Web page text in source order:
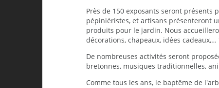
Près de 150 exposants seront
pépiniéristes, et artisans présenteront
produits pour le jardin. Nous
décorations, chapeaux, idées
De nombreuses activités seront
bretonnes, musiques traditionnelles,
Comme tous les ans, le baptême de